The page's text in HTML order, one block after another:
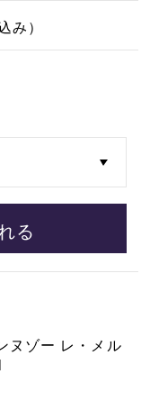
み）
る
ヌゾー レ・メル